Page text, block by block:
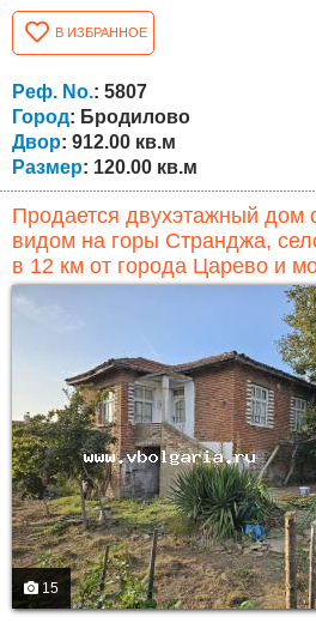
поселком, и близости к морю,
привлекательным местом для
проживания и экотуризма. В
магазинов и кафе. Излюбленное
иностранцев. Дом
В ИЗБРАННОЕ
Реф. No.: 5807
Город: Бродилово
Двор: 912.00 кв.м
Размер: 120.00 кв.м
Продается двухэтажный дом
видом на горы Странджа,
в 12 км от города Царево и
15